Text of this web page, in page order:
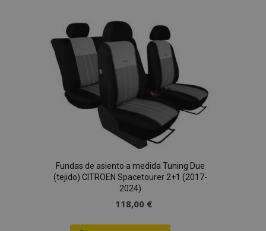
Deseos
Fundas de asiento a medida Tuning Due
(tejido) CITROEN Spacetourer 2+1 (2017-
2024)
118,00 €